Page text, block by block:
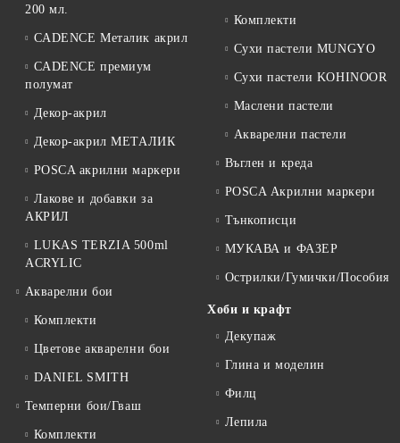
200 мл.
CADENCE Металик акрил
CADENCE премиум
полумат
Декор-акрил
Декор-акрил МЕТАЛИК
POSCA акрилни маркери
Лакове и добавки за
АКРИЛ
LUKAS TERZIA 500ml
ACRYLIC
Акварелни бои
Комплекти
Цветове акварелни бои
DANIEL SMITH
Темперни бои/Гваш
Комплекти
Комплекти
Сухи пастели MUNGYO
Сухи пастели KOHINOOR
Маслени пастели
Акварелни пастели
Въглен и креда
POSCA Акрилни маркери
Тънкописци
МУКАВА и ФАЗЕР
Острилки/Гумички/Пособия
Хоби и крафт
Декупаж
Глина и моделин
Филц
Лепила